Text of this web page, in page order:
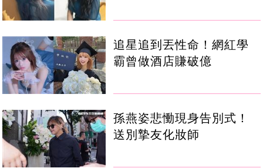
追星追到丟性命！網紅學
霸曾做酒店賺破億
孫燕姿悲慟現身告別式！
送別摯友化妝師